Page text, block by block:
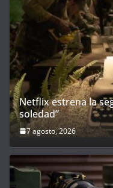
Netflix estrena la
soledad”
7 agosto, 2026